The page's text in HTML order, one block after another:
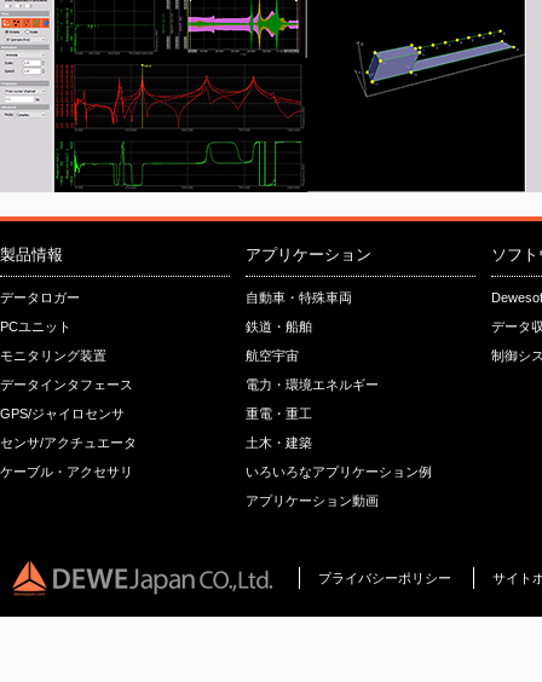
製品情報
データロガー
PCユニット
モニタリング装置
データインタフェース
GPS/ジャイロセンサ
センサ/アクチュエータ
ケーブル・アクセサリ
アプリケーション
自動車・特殊車両
鉄道・船舶
航空宇宙
電力・環境エネルギー
重電・重工
土木・建築
いろいろなアプリケーション例
アプリケーション動画
ソフ
データ
制御シ
プライバシーポリシー サイト